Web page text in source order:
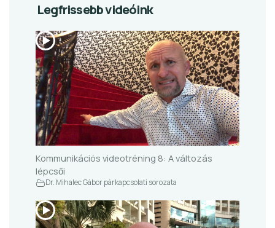
Legfrissebb videóink
Kommunikációs videotréning 8: A változás
lépcsői
Dr. Mihalec Gábor párkapcsolati sorozata